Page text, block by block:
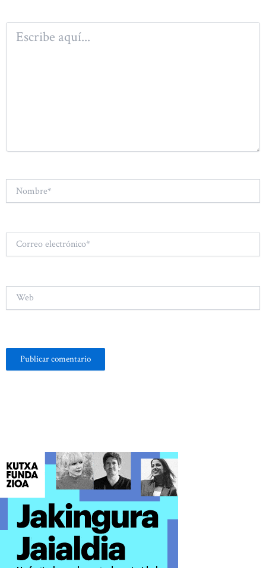
Escribe
aquí...
Correo
electrónico*
Web